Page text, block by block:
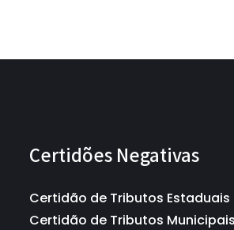
Certidões Negativas
Certidão de Tributos Estaduais
Certidão de Tributos Municipais